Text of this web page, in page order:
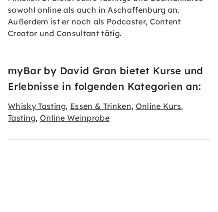
sowohl online als auch in Aschaffenburg an.
Außerdem ist er noch als Podcaster, Content
Creator und Consultant tätig.
myBar by David Gran bietet Kurse und
Erlebnisse in folgenden Kategorien an:
Whisky Tasting, Essen & Trinken, Online Kurs,
Tasting, Online Weinprobe